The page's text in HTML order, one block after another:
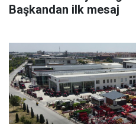
Başkandan ilk mesaj